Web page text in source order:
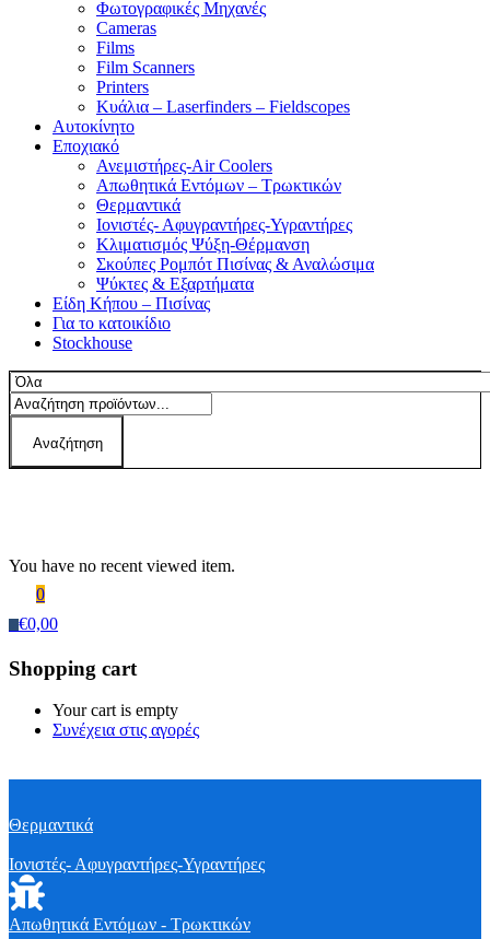
Φωτογραφικές Μηχανές
Cameras
Films
Film Scanners
Printers
Κυάλια – Laserfinders – Fieldscopes
Αυτοκίνητο
Εποχιακό
Ανεμιστήρες-Air Coolers
Απωθητικά Εντόμων – Τρωκτικών
Θερμαντικά
Ιονιστές- Αφυγραντήρες-Υγραντήρες
Κλιματισμός Ψύξη-Θέρμανση
Σκούπες Ρομπότ Πισίνας & Αναλώσιμα
Ψύκτες & Εξαρτήματα
Είδη Κήπου – Πισίνας
Για το κατοικίδιο
Stockhouse
Αναζήτηση
You have no recent viewed item.
0
€0,00
Shopping cart
Your cart is empty
Συνέχεια στις αγορές
Θερμαντικά
Ιονιστές- Αφυγραντήρες-Υγραντήρες
Απωθητικά Εντόμων - Τρωκτικών